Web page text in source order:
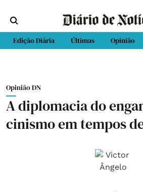
Edição Diária Últimas Opinião
Opinião DN
A diplomacia do
cinismo em tempos